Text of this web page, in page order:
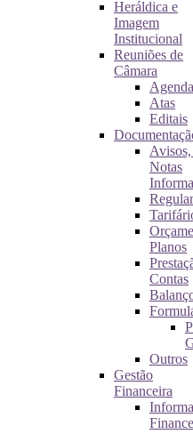
Heráldica e
Imagem
Institucional
Reuniões de
Câmara
Agenda
Atas
Editais
Notas
Planos
Contas
Outros
Gestão
Financeira